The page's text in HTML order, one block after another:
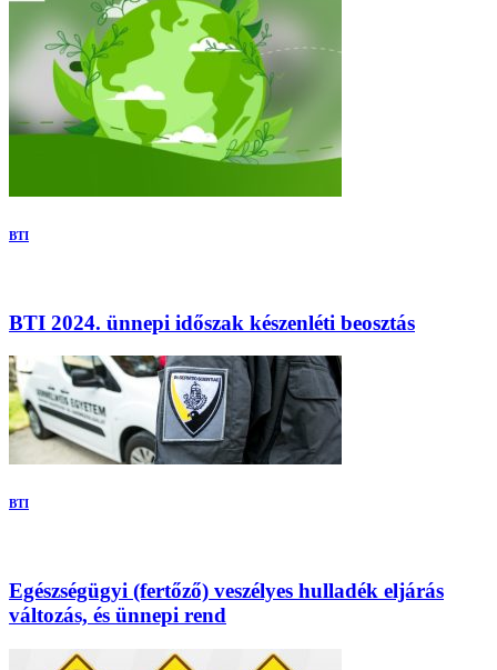
BTI
BTI 2024. ünnepi időszak készenléti beosztás
BTI
Egészségügyi (fertőző) veszélyes hulladék eljárás
változás, és ünnepi rend